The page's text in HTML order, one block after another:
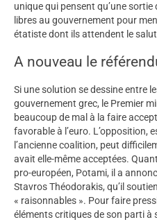
unique qui pensent qu’une sortie
libres au gouvernement pour
étatiste dont ils attendent le
A nouveau le
Si une solution se dessine entre
gouvernement grec, le Premier
beaucoup de mal à la faire
favorable à l’euro. L’opposition,
l’ancienne coalition, peut
avait elle-même acceptées.
pro-européen, Potami, il a
Stavros Théodorakis, qu’il
« raisonnables ». Pour faire
éléments critiques de son parti à